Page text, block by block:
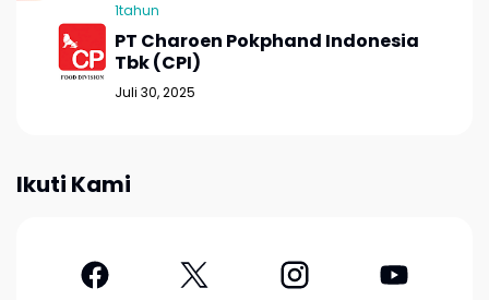
1tahun
PT Charoen Pokphand Indonesia
Tbk (CPI)
Juli 30, 2025
Ikuti Kami